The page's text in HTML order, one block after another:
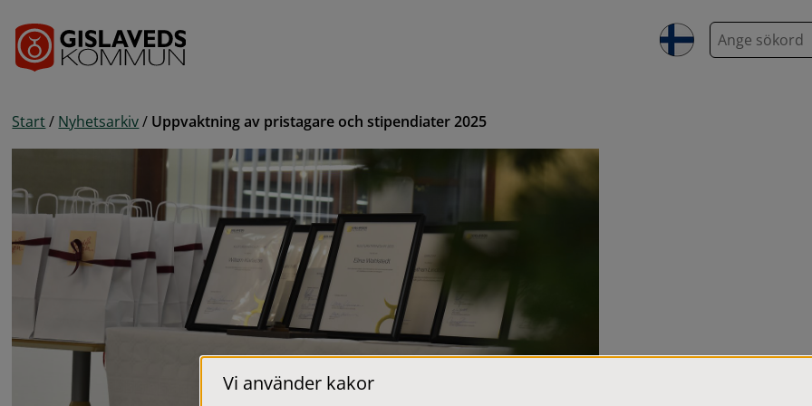
S
ö
Start / Nyhetsarkiv / Uppvaktning av pristagare och stipendiater 2025
Vi använder kakor